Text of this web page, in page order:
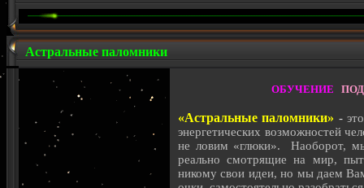
Астральные паломники
ОБУЧЕНИЕ
«Астральные паломники» -
энергетических возможностей
не ловим «глюки». Наоборот, мы
реально смотрящие на мир,
никому свои идеи, но мы даем